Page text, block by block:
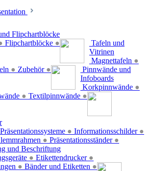
Flipchartblöcke
Flipchartblöcke ●
Tafeln und
Vitrinen
Magnettafeln ●
● Zubehör ●
Pinnwände und
Infoboards
Korkpinnwände ●
● Textilpinnwände ●
Präsentationssysteme ● Informationsschilder ●
● Präsentationsständer ●
und Beschriftung
● Etikettendrucker ●
● Bänder und Etiketten ●